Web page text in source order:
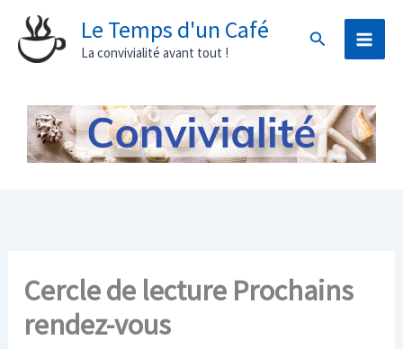
Aller
contenu
Le Temps d'un Café
La convivialité avant tout !
Rechercher
Cercle de lecture Prochains
rendez-vous